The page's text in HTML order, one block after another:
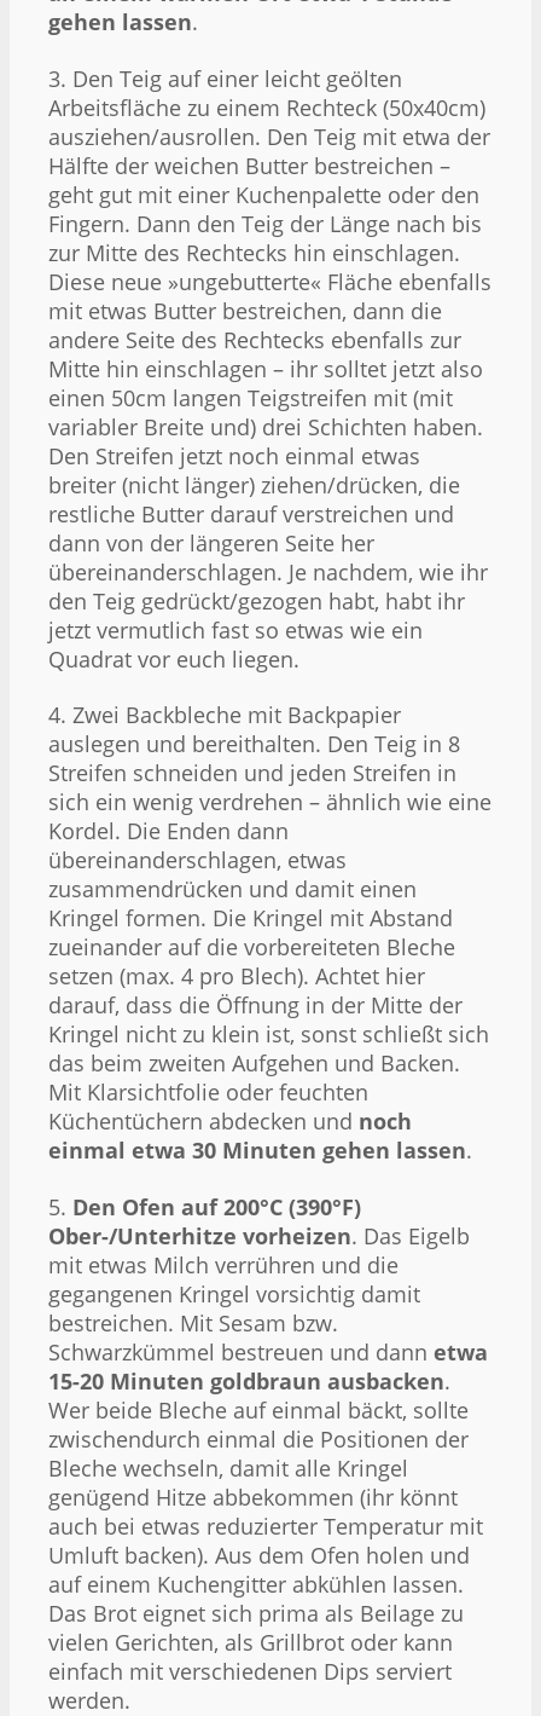
gehen lassen.
3. Den Teig auf einer leicht geölten
Arbeitsfläche zu einem Rechteck (50x40cm)
ausziehen/ausrollen. Den Teig mit etwa der
Hälfte der weichen Butter bestreichen –
geht gut mit einer Kuchenpalette oder den
Fingern. Dann den Teig der Länge nach bis
zur Mitte des Rechtecks hin einschlagen.
Diese neue »ungebutterte« Fläche ebenfalls
mit etwas Butter bestreichen, dann die
andere Seite des Rechtecks ebenfalls zur
Mitte hin einschlagen – ihr solltet jetzt also
einen 50cm langen Teigstreifen mit (mit
variabler Breite und) drei Schichten haben.
Den Streifen jetzt noch einmal etwas
breiter (nicht länger) ziehen/drücken, die
restliche Butter darauf verstreichen und
dann von der längeren Seite her
übereinanderschlagen. Je nachdem, wie ihr
den Teig gedrückt/gezogen habt, habt ihr
jetzt vermutlich fast so etwas wie ein
Quadrat vor euch liegen.
4. Zwei Backbleche mit Backpapier
auslegen und bereithalten. Den Teig in 8
Streifen schneiden und jeden Streifen in
sich ein wenig verdrehen – ähnlich wie eine
Kordel. Die Enden dann
übereinanderschlagen, etwas
zusammendrücken und damit einen
Kringel formen. Die Kringel mit Abstand
zueinander auf die vorbereiteten Bleche
setzen (max. 4 pro Blech). Achtet hier
darauf, dass die Öffnung in der Mitte der
Kringel nicht zu klein ist, sonst schließt sich
das beim zweiten Aufgehen und Backen.
Mit Klarsichtfolie oder feuchten
Küchentüchern abdecken und noch
einmal etwa 30 Minuten gehen lassen.
5. Den Ofen auf 200°C (390°F)
Ober-/Unterhitze vorheizen. Das Eigelb
mit etwas Milch verrühren und die
gegangenen Kringel vorsichtig damit
bestreichen. Mit Sesam bzw.
Schwarzkümmel bestreuen und dann etwa
15-20 Minuten goldbraun ausbacken.
Wer beide Bleche auf einmal bäckt, sollte
zwischendurch einmal die Positionen der
Bleche wechseln, damit alle Kringel
genügend Hitze abbekommen (ihr könnt
auch bei etwas reduzierter Temperatur mit
Umluft backen). Aus dem Ofen holen und
auf einem Kuchengitter abkühlen lassen.
Das Brot eignet sich prima als Beilage zu
vielen Gerichten, als Grillbrot oder kann
einfach mit verschiedenen Dips serviert
werden.